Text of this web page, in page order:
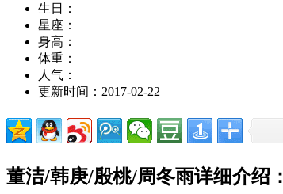
生日：
星座：
身高：
体重：
人气：
更新时间：2017-02-22
董洁/韩庚/殷桃/周冬雨详细介绍：